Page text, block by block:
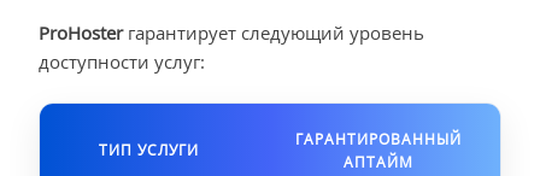
ProHosterгарантирует следующий уровень
доступности услуг:
ТИП УСЛУГИ
ГАРАНТИРОВАННЫЙ
АПТАЙМ